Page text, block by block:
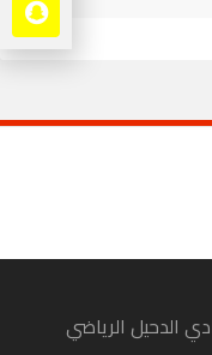
الدحيل الرياضي